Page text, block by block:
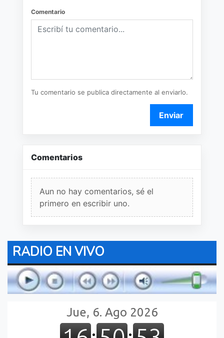
Comentario
Tu comentario se publica directamente al enviarlo.
Enviar
Comentarios
Aun no hay comentarios, sé el
primero en escribir uno.
RADIO EN VIVO